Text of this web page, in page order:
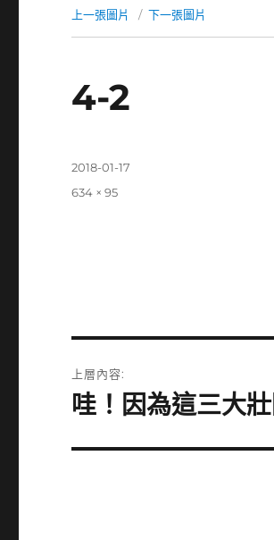
上一張圖片 下一張圖片
4-2
發
2018-01-17
完
634 × 95
章
上層內容:
哇！因為這三大